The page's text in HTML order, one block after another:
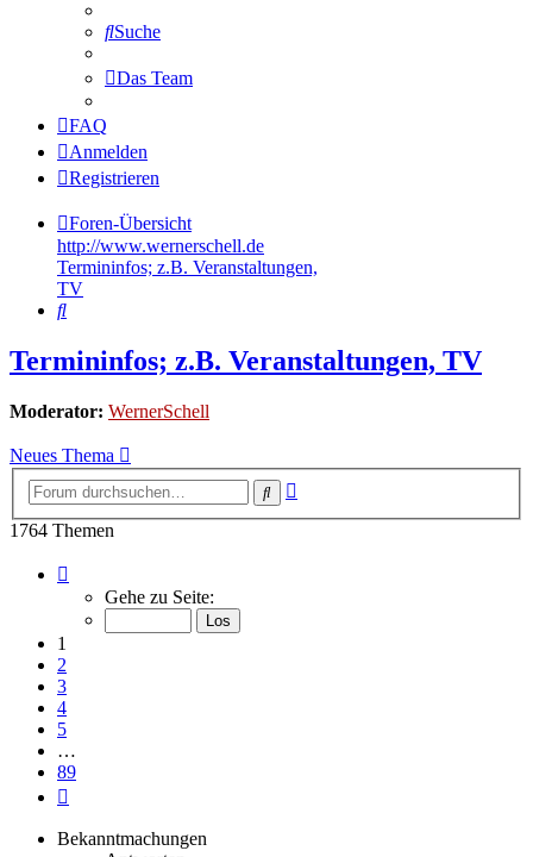
Suche
Das Team
FAQ
Anmelden
Registrieren
Foren-Übersicht
http://www.wernerschell.de
Termininfos; z.B. Veranstaltungen,
TV
Suche
Termininfos; z.B. Veranstaltungen, TV
Moderator: WernerSchell
Neues Thema
Suche
1764 Themen
von
Gehe zu Seite:
1
2
3
4
5
…
89
Bekanntmachungen